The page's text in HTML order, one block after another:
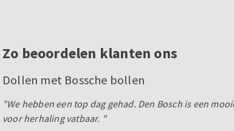
Zo beoordelen klanten ons
Dollen met Bossche bollen
"We hebben een top dag gehad. Den Bosch is een
voor herhaling vatbaar. "